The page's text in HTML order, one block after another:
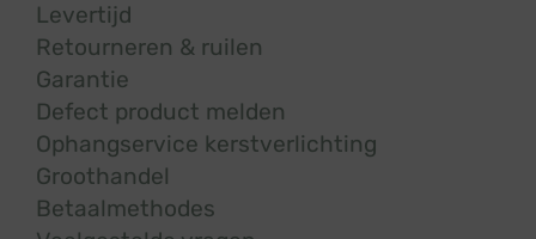
Levertijd
Retourneren & ruilen
Garantie
Defect product melden
Ophangservice kerstverlichting
Groothandel
Betaalmethodes